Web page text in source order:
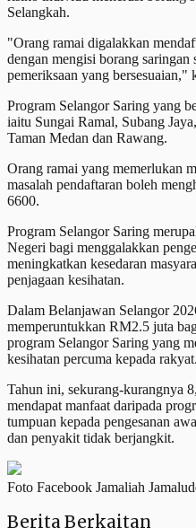
Selangkah.
"Orang ramai digalakkan
dengan mengisi borang
pemeriksaan yang bersesuaian,"
Program Selangor Saring yang
iaitu Sungai Ramal, Subang
Taman Medan dan Rawang.
Orang ramai yang memerlukan
masalah pendaftaran boleh
6600.
Program Selangor Saring
Negeri bagi menggalakkan
meningkatkan kesedaran
penjagaan kesihatan.
Dalam Belanjawan Selangor
memperuntukkan RM2.5 juta
program Selangor Saring yang
kesihatan percuma kepada rakyat.
Tahun ini, sekurang-kurangnya
mendapat manfaat daripada
tumpuan kepada pengesanan
dan penyakit tidak berjangkit.
Foto Facebook Jamaliah
Berita Berkaitan